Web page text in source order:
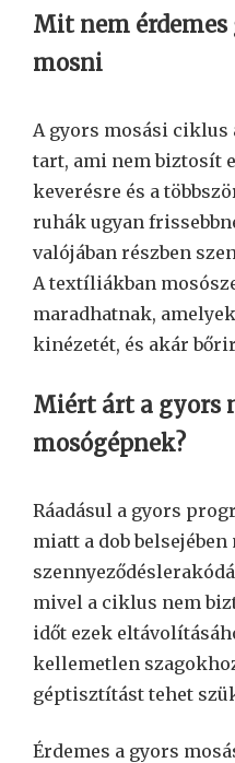
Mit nem érdemes
mosni
A gyors mosási ciklus
tart, ami nem biztosít
keverésre és a
ruhák ugyan
valójában részben
A textíliákban
maradhatnak,
kinézetét, és akár
Miért árt a gyors
mosógépnek?
Ráadásul a gyors
miatt a dob belsejében
mivel a ciklus nem
időt ezek
kellemetlen
géptisztítást tehet
Érdemes a gyors